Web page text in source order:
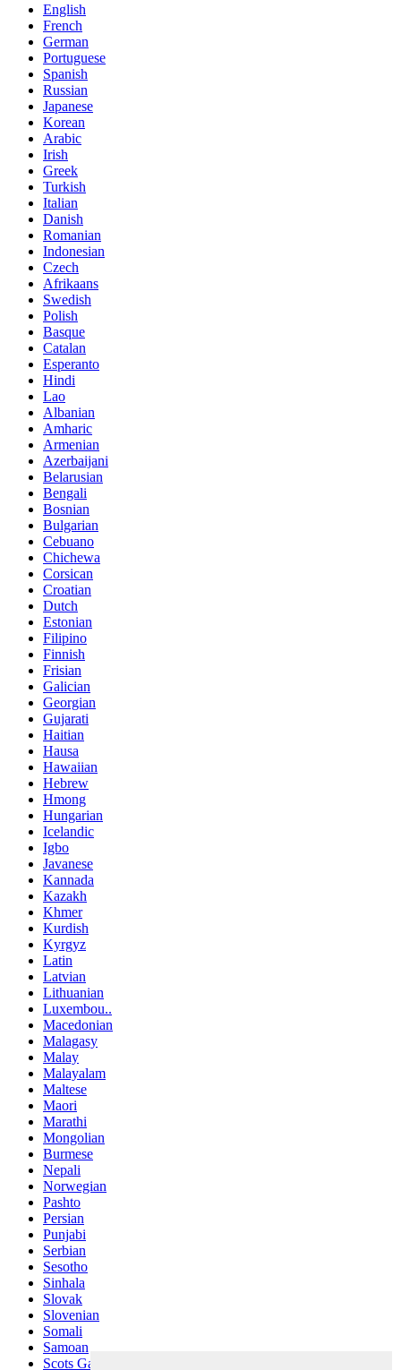
English
French
German
Portuguese
Spanish
Russian
Japanese
Korean
Arabic
Irish
Greek
Turkish
Italian
Danish
Romanian
Indonesian
Czech
Afrikaans
Swedish
Polish
Basque
Catalan
Esperanto
Hindi
Lao
Albanian
Amharic
Armenian
Azerbaijani
Belarusian
Bengali
Bosnian
Bulgarian
Cebuano
Chichewa
Corsican
Croatian
Dutch
Estonian
Filipino
Finnish
Frisian
Galician
Georgian
Gujarati
Haitian
Hausa
Hawaiian
Hebrew
Hmong
Hungarian
Icelandic
Igbo
Javanese
Kannada
Kazakh
Khmer
Kurdish
Kyrgyz
Latin
Latvian
Lithuanian
Luxembou..
Macedonian
Malagasy
Malay
Malayalam
Maltese
Maori
Marathi
Mongolian
Burmese
Nepali
Norwegian
Pashto
Persian
Punjabi
Serbian
Sesotho
Sinhala
Slovak
Slovenian
Somali
Samoan
Scots Gaelic